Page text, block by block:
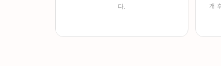
다.
개